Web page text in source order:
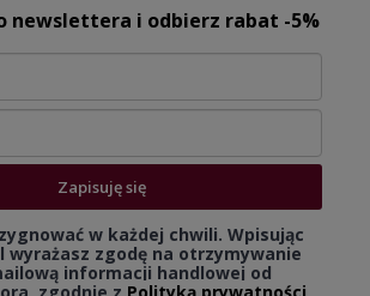
newslettera i odbierz rabat -5%
Zapisuję się
w każdej chwili. Wpisując
wyrażasz zgodę na otrzymywanie
informacji handlowej od